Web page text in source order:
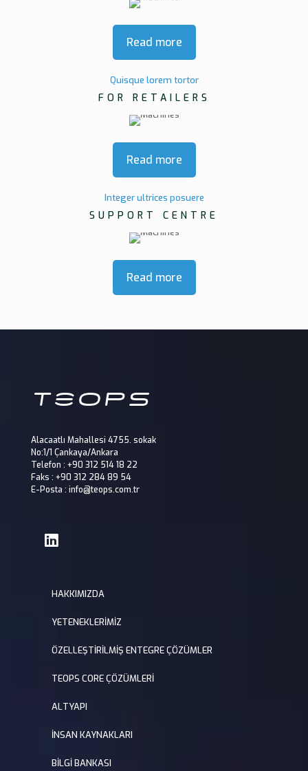
Read more
Quisque lorem tortor
FOR RETAILERS
Read more
Integer ultrices posuere
SUPPORT CENTRE
Read more
Alacaatlı Mahallesi 4755. sokak
No:1/1 Çankaya/Ankara
Telefon : +90 312 514 18 22
Faks : +90 312 284 89 54
E-Posta : info@teops.com.tr
HAKKIMIZDA
YETENEKLERİMİZ
ÖZELLEŞTİRİLMİŞ ENTEGRE ÇÖZÜMLER
TEOPS CORE ÇÖZÜMLERİ
ALTYAPI
İNSAN KAYNAKLARI
BİLGİ BANKASI